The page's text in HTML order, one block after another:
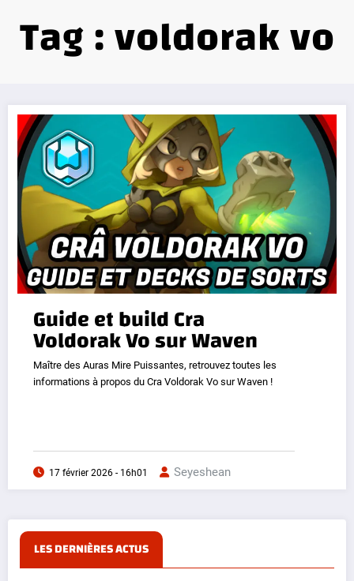
Tag : voldorak vo
Guide et build Cra
Voldorak Vo sur Waven
Maître des Auras Mire Puissantes, retrouvez toutes les
informations à propos du Cra Voldorak Vo sur Waven !
17 février 2026 - 16h01 Seyeshean
LES DERNIÈRES ACTUS